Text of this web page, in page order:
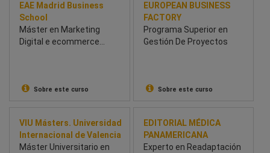
EAE Madrid Business
School
Máster en Marketing
Digital e ecommerce
Sobre este curso
EUROPEAN BUSINESS
FACTORY
Programa Superior en
Gestión De Proyectos
Sobre este curso
VIU Másters. Universidad
Internacional de Valencia
Máster Universitario en
EDITORIAL MÉDICA
PANAMERICANA
Experto en Readaptación